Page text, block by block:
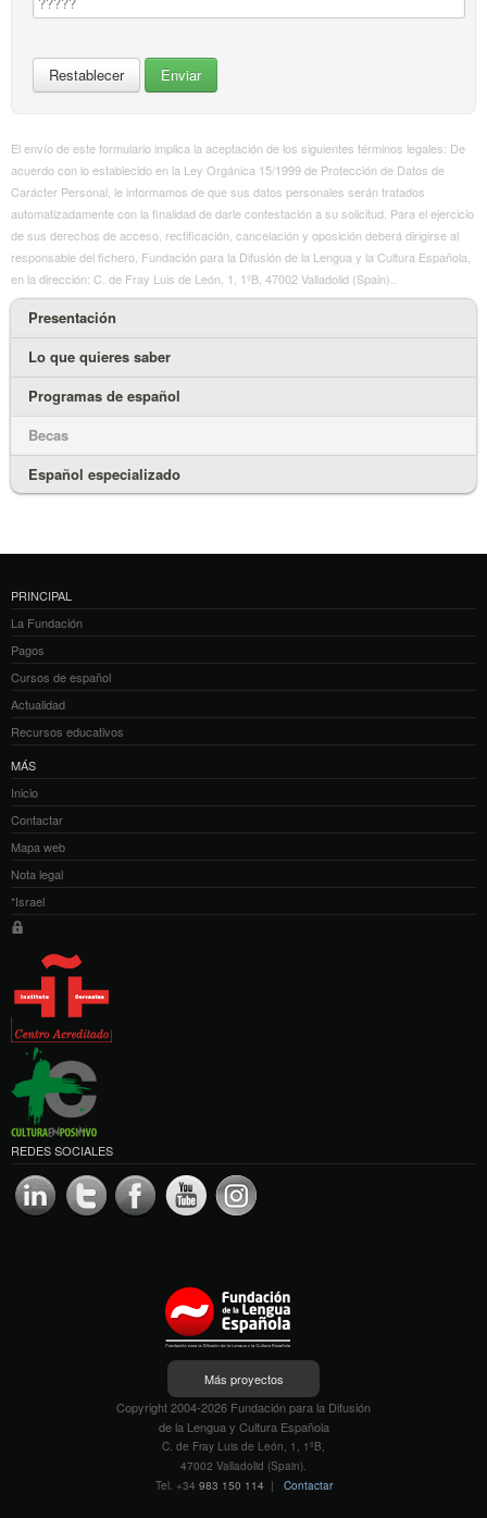
El envío de este formulario implica la aceptación de los siguientes términos legales: De
acuerdo con lo establecido en la Ley Orgánica 15/1999 de Protección de Datos de
Carácter Personal, le informamos de que sus datos personales serán tratados
automatizadamente con la finalidad de darle contestación a su solicitud. Para el ejercicio
de sus derechos de acceso, rectificación, cancelación y oposición deberá dirigirse al
responsable del fichero, Fundación para la Difusión de la Lengua y la Cultura Española,
en la dirección: C. de Fray Luis de León, 1, 1ºB, 47002 Valladolid (Spain)..
Presentación
Lo que quieres saber
Programas de español
Becas
Español especializado
PRINCIPAL
La Fundación
Pagos
Cursos de español
Actualidad
Recursos educativos
MÁS
Inicio
Contactar
Mapa web
Nota legal
*Israel
REDES SOCIALES
Más proyectos
Copyright 2004-2026 Fundación para la Difusión
de la Lengua y Cultura Española
C. de Fray Luis de León, 1, 1ºB,
47002 Valladolid (Spain).
Tel. +34 983 150 114 | Contactar